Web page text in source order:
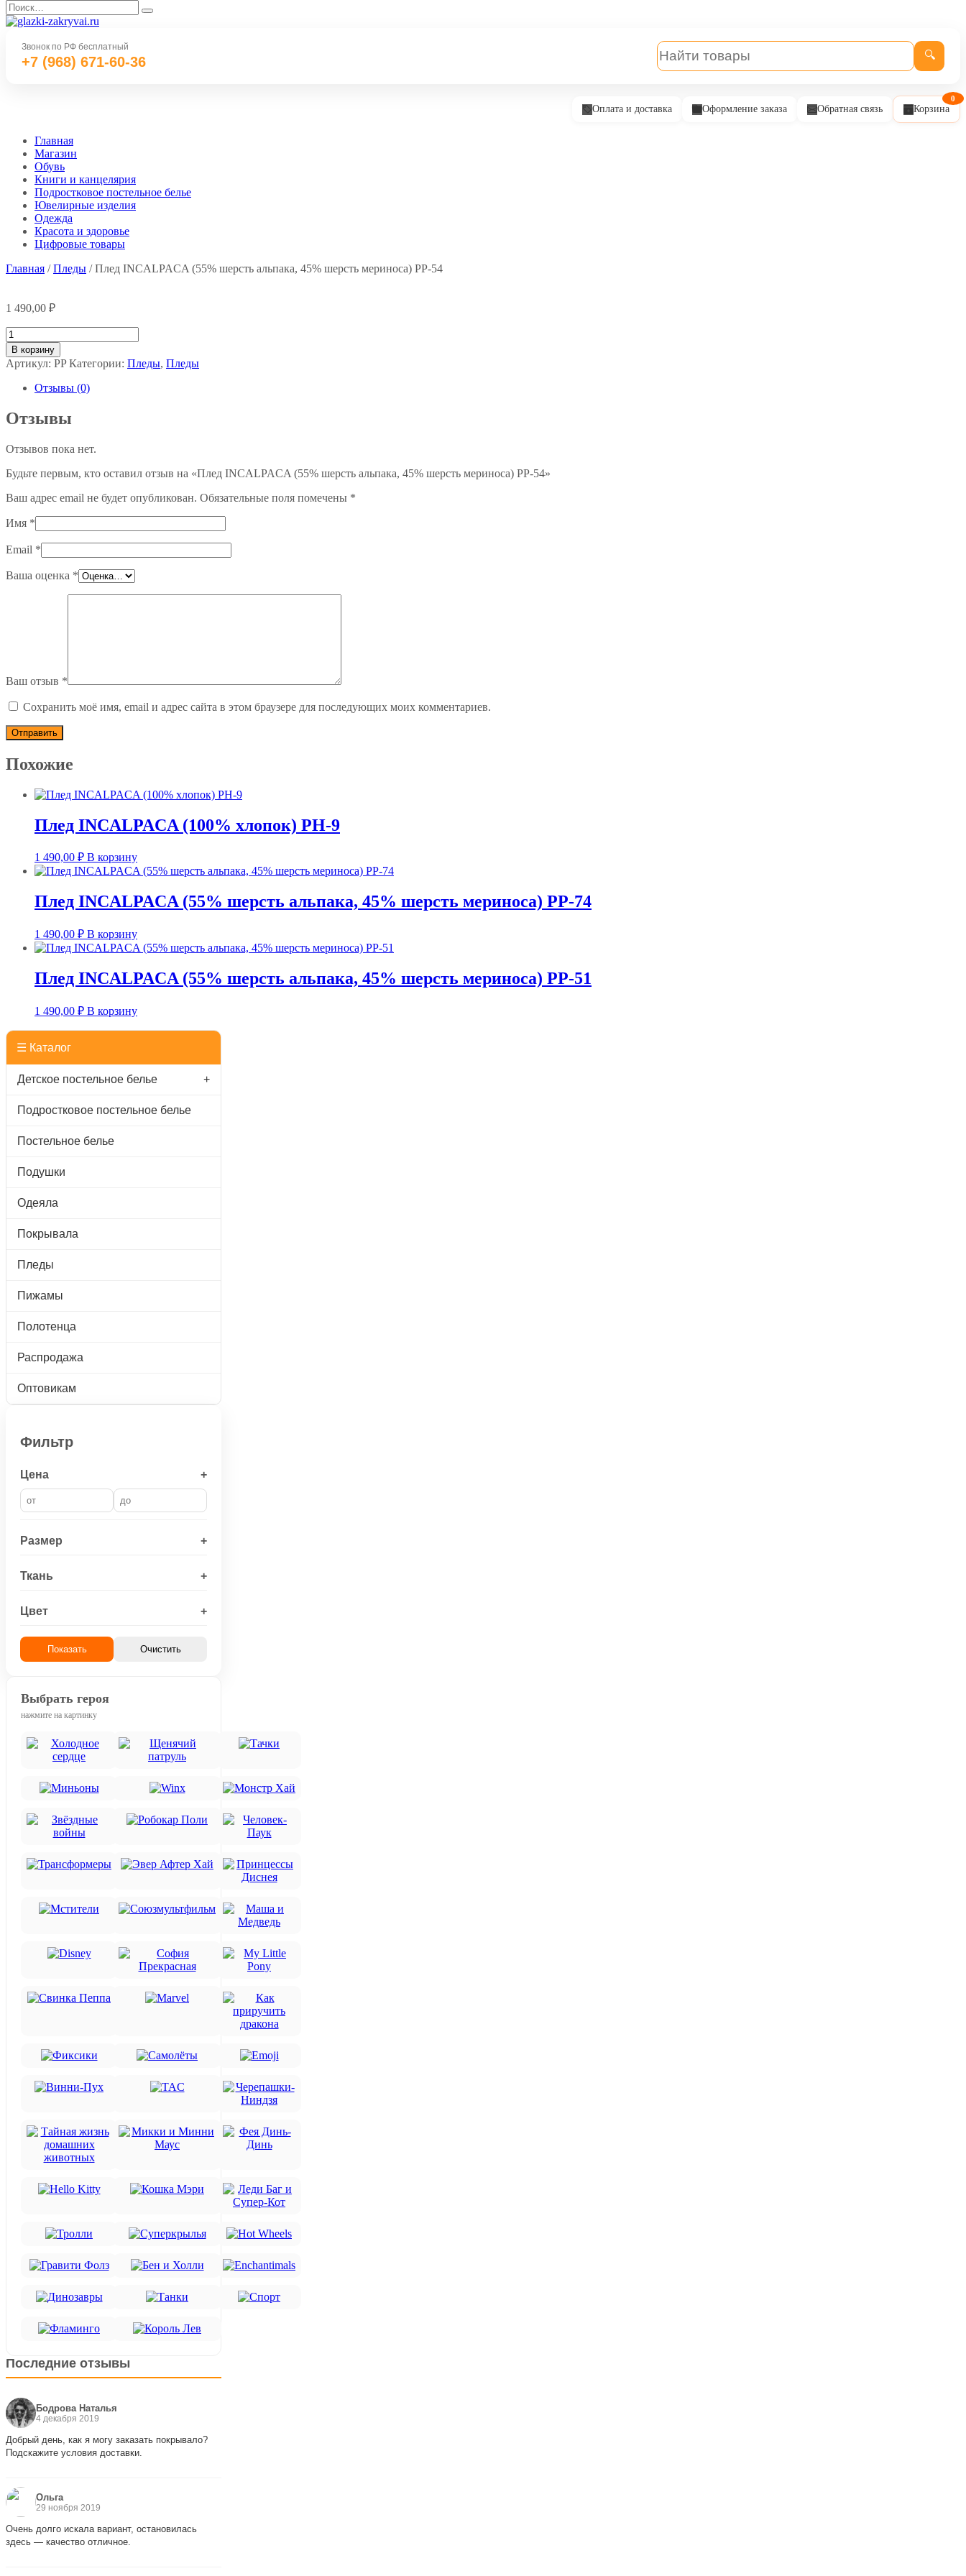
Перейти
к
содержанию
Search
for:
Звонок по РФ бесплатный
+7 (968) 671-60-36 🔍
Оплата и доставка Оформление заказа Обратная связь Корзина
0
Главная
Магазин
Обувь
Книги и канцелярия
Подростковое постельное белье
Ювелирные изделия
Одежда
Красота и здоровье
Цифровые товары
Главная /Пледы / Плед INCALPACA (55% шерсть альпака, 45% шерсть мериноса) PP-54
1 490,00 ₽
Количество
товара
Плед
INCALPACA
(55%
шерсть
альпака,
45%
мериноса)
54
В корзину
Артикул: PP Категории: Пледы, Пледы
Отзывы (0)
Отзывы
Отзывов пока нет.
Будьте первым, кто оставил отзыв на «Плед INCALPACA (55% шерсть альпака, 45% шерсть мериноса) PP-54»
Ваш адрес email не будет опубликован. Обязательные поля помечены *
Имя *
Email *
Ваша оценка *
Ваш отзыв *
Сохранить моё имя, email и адрес сайта в этом браузере для последующих моих комментариев.
Похожие
Плед INCALPACA (100% хлопок) PH-9
1 490,00 ₽ В корзину
Плед INCALPACA (55% шерсть альпака, 45% шерсть мериноса) PP-74
1 490,00 ₽ В корзину
Плед INCALPACA (55% шерсть альпака, 45% шерсть мериноса) PP-51
1 490,00 ₽ В корзину
☰ Каталог
Детское постельное белье +
Подростковое постельное белье
Постельное белье
Подушки
Одеяла
Покрывала
Пледы
Пижамы
Полотенца
Распродажа
Оптовикам
Фильтр
Цена +
Размер +
Ткань +
Цвет +
Показать Очистить
Выбрать героя
нажмите на картинку
Последние отзывы
Бодрова Наталья
4 декабря 2019
Добрый день, как я могу заказать покрывало?
Подскажите условия доставки.
Ольга
29 ноября 2019
Очень долго искала вариант, остановилась
здесь — качество отличное.